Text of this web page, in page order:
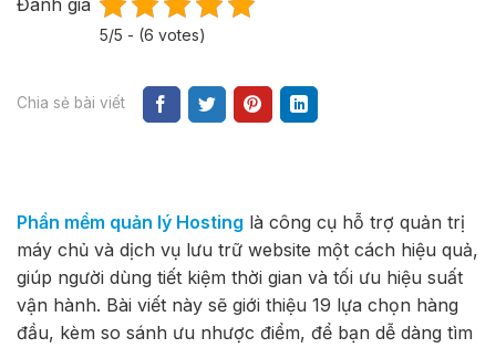
Đánh giá
5/5 - (6 votes)
Chia sẻ bài viết
Phần mềm quản lý Hosting là công cụ hỗ trợ quản trị
máy chủ và dịch vụ lưu trữ website một cách hiệu quả,
giúp người dùng tiết kiệm thời gian và tối ưu hiệu suất
vận hành. Bài viết này sẽ giới thiệu 19 lựa chọn hàng
đầu, kèm so sánh ưu nhược điểm, để bạn dễ dàng tìm